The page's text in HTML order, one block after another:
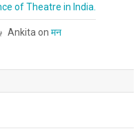
of Theatre in India.
Ankita on मन